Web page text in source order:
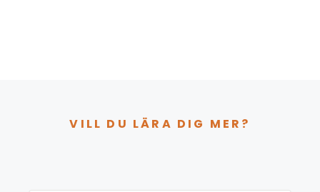
VILL DU LÄRA DIG MER?